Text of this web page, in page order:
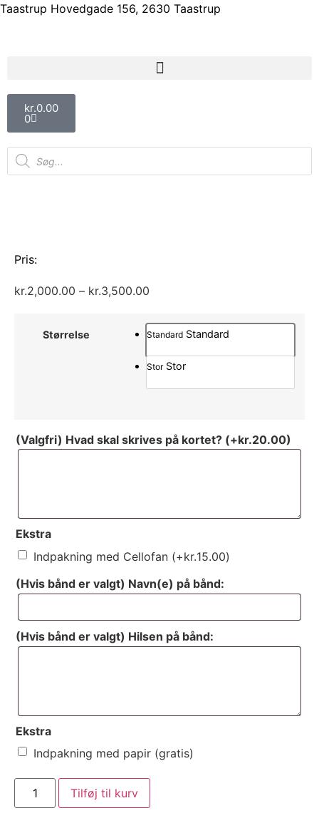
Taastrup Hovedgade 156, 2630 Taastrup
kr.0.00
0
Pris:
kr.2,000.00 – kr.3,500.00
Størrelse Standard Standard
Stor Stor
(Valgfri) Hvad skal skrives på kortet? (+kr.20.00)
Ekstra
Indpakning med Cellofan (+kr.15.00)
(Hvis bånd er valgt) Navn(e) på bånd:
(Hvis bånd er valgt) Hilsen på bånd:
Ekstra
Indpakning med papir (gratis)
Tilføj til kurv